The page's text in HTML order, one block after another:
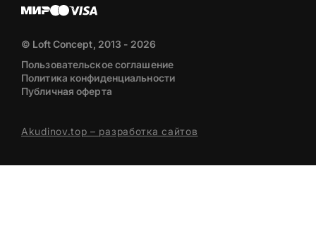
© Loft Concept, 2013 - 2026
Пользовательское соглашение
Политика конфиденциальности
Публичная оферта
Akudinov.top – разработка сайтов